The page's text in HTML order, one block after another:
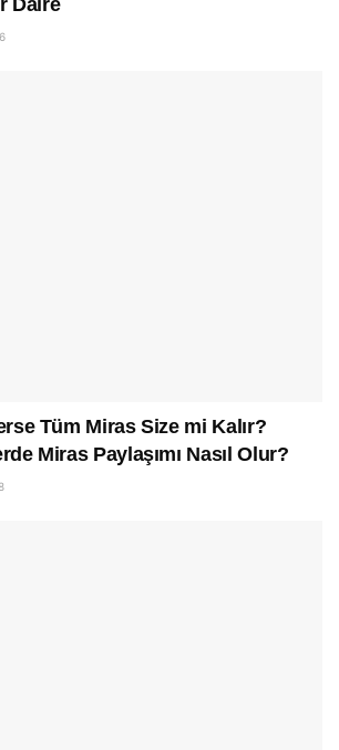
Tüm Miras Size mi Kalır?
Miras Paylaşımı Nasıl Olur?